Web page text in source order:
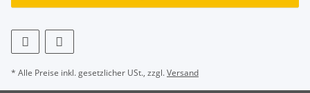
* Alle Preise inkl. gesetzlicher USt., zzgl.Versand